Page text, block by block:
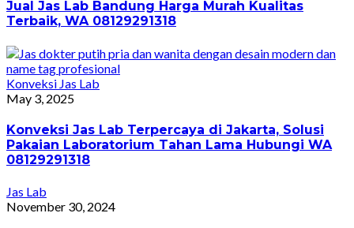
Jual Jas Lab Bandung Harga Murah Kualitas
Terbaik, WA 08129291318
Konveksi Jas Lab
May 3, 2025
Konveksi Jas Lab Terpercaya di Jakarta, Solusi
Pakaian Laboratorium Tahan Lama Hubungi WA
08129291318
Jas Lab
November 30, 2024